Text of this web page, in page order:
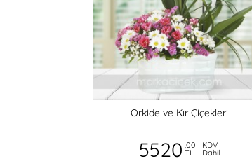
Orkide ve Kır Çiçekleri
5520 ,00
TL
KDV
Dahil